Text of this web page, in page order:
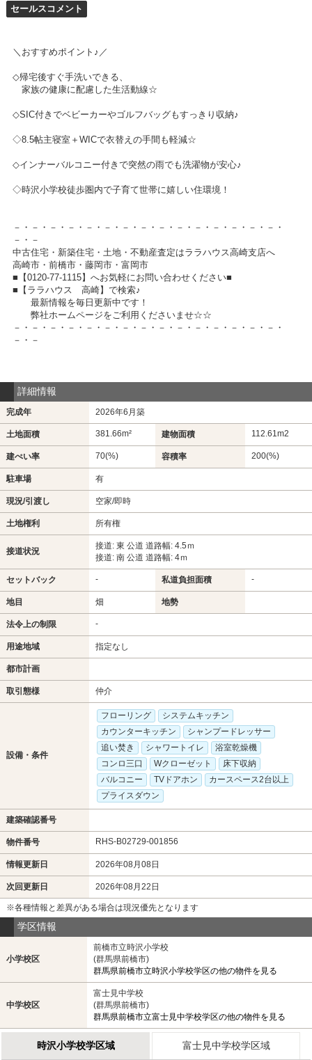
セールスコメント
＼おすすめポイント♪／
◇帰宅後すぐ手洗いできる、
家族の健康に配慮した生活動線☆
◇SIC付きでベビーカーやゴルフバッグもすっきり収納♪
◇8.5帖主寝室＋WICで衣替えの手間も軽減☆
◇インナーバルコニー付きで突然の雨でも洗濯物が安心♪
◇時沢小学校徒歩圏内で子育て世帯に嬉しい住環境！
－・－・－・－・－・－・－・－・－・－・－・－・－・－・－・
－・－
中古住宅・新築住宅・土地・不動産査定はララハウス高崎支店へ
高崎市・前橋市・藤岡市・富岡市
■【0120-77-1115】へお気軽にお問い合わせください■
■【ララハウス 高崎】で検索♪
最新情報を毎日更新中です！
弊社ホームページをご利用くださいませ☆☆
－・－・－・－・－・－・－・－・－・－・－・－・－・－・－・
－・－
詳細情報
完成年 2026年6月築
土地面積 381.66m² 建物面積 112.61m2
建ぺい率 70(%) 容積率 200(%)
駐車場 有
現況/引渡し 空家/即時
土地権利 所有権
接道状況
接道: 東 公道 道路幅: 4.5ｍ
接道: 南 公道 道路幅: 4ｍ
セットバック - 私道負担面積 -
地目 畑 地勢
法令上の制限 -
用途地域 指定なし
都市計画
取引態様 仲介
設備・条件
フローリング
システムキッチン
カウンターキッチン
シャンプードレッサー
追い焚き
シャワートイレ
浴室乾燥機
コンロ三口
Wクローゼット
床下収納
バルコニー
TVドアホン
カースペース2台以上
プライスダウン
建築確認番号
物件番号 RHS-B02729-001856
情報更新日 2026年08月08日
次回更新日 2026年08月22日
※各種情報と差異がある場合は現況優先となります
学区情報
小学校区
前橋市立時沢小学校
(群馬県前橋市)
群馬県前橋市立時沢小学校学区の他の物件を見る
中学校区
富士見中学校
(群馬県前橋市)
群馬県前橋市立富士見中学校学区の他の物件を見る
時沢小学校学区域 富士見中学校学区域